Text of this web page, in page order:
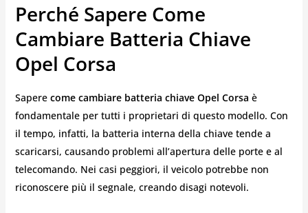
Perché Sapere Come
Cambiare Batteria Chiave
Opel Corsa
Sapere come cambiare batteria chiave Opel Corsa è
fondamentale per tutti i proprietari di questo modello. Con
il tempo, infatti, la batteria interna della chiave tende a
scaricarsi, causando problemi all’apertura delle porte e al
telecomando. Nei casi peggiori, il veicolo potrebbe non
riconoscere più il segnale, creando disagi notevoli.